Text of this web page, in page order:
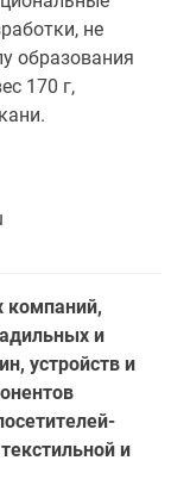
не
образования
170 г,
компаний,
и
устройств и
и